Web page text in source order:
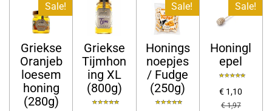
Sale!
Griekse
Oranjeb
loesem
honing
(280g)
Griekse
Tijmhon
ing XL
(800g)
Sale!
Honings
noepjes
/ Fudge
(250g)
Sale!
Honingl
epel
€ 1,10
€ 1,97